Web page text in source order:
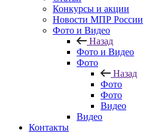
Конкурсы и акции
Новости МПР России
Фото и Видео
Назад
Фото и Видео
Фото
Назад
Фото
Фото
Видео
Видео
Контакты